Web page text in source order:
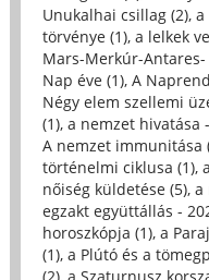
Unukalhai csillag (2), a
törvénye (1), a lelkek
Mars-Merkúr-
Nap éve (1), A
Négy elem szellemi
(1), a nemzet hivatása
A nemzet immunitása
történelmi ciklusa (1),
nőiség küldetése (5), a
egzakt együttállás -
horoszkópja (1), a
(1), a Plútó és a